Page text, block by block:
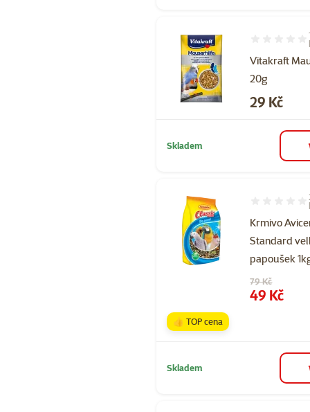
Vitakraft
20g
Hodnocení
Cena
29 Kč
Skladem
Krmivo
Standard
papoušek
Hodnocení
Původní cena
79 Kč
Cena
49 Kč
👍 TOP cena
Skladem